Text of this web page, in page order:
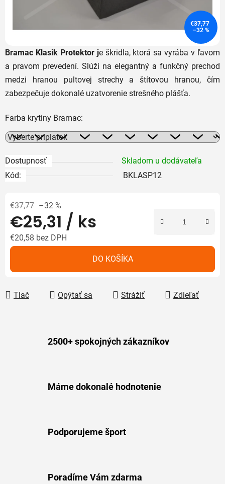
Bramac Klasik Protektor je škridla, ktorá sa vyrába v ľavom
a pravom prevedení. Slúži na elegantný a funkčný prechod
medzi hranou pultovej strechy a štítovou hranou, čím
zabezpečuje dokonalé uzatvorenie strešného plášťa.
Farba krytiny Bramac:
Dostupnosť
Skladom u dodávateľa
Kód:
BKLASP12
€37,77 –32 %
€25,31 / ks
€20,58 bez DPH
DO KOŠÍKA
Tlač Opýtať sa Strážiť Zdieľať
€37,77
–32 %
2500+ spokojných zákazníkov
Máme dokonalé hodnotenie
Podporujeme šport
Poradíme Vám zdarma